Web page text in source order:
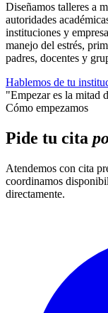
Diseñamos talleres a
autoridades
instituciones y
manejo del estrés,
padres, docentes y
Hablemos de tu
"Empezar es la mitad
Cómo empezamos
Pide tu cita
Atendemos con cita
coordinamos
directamente.